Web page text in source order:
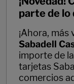
parte de lo
¡Ahora,
Sabadell
importe de
tarjetas
comercios